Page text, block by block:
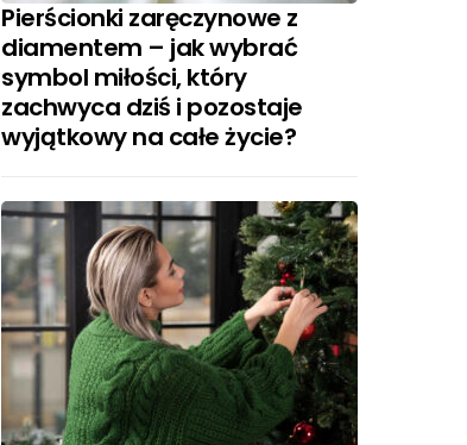
Pierścionki zaręczynowe z
diamentem – jak wybrać
symbol miłości, który
zachwyca dziś i pozostaje
wyjątkowy na całe życie?